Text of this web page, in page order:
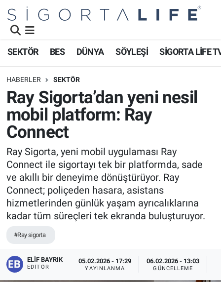
SEKTÖR BES DÜNYA SÖYLEŞİ SİGORTA LİFE
HABERLER SEKTÖR
Ray Sigorta’dan yeni nesil
mobil platform: Ray
Connect
Ray Sigorta, yeni mobil uygulaması Ray
Connect ile sigortayı tek bir platformda, sade
ve akıllı bir deneyime dönüştürüyor. Ray
Connect; poliçeden hasara, asistans
hizmetlerinden günlük yaşam ayrıcalıklarına
kadar tüm süreçleri tek ekranda buluşturuyor.
#Ray sigorta
ELIF BAYRIK
EDITÖR
05.02.2026 - 17:29
YAYINLANMA
06.02.2026 - 13:03
GÜNCELLEME
Namaz Vakitleri
Trafik Durumu
Süper Lig Puan Durumu ve Fikstür
Tüm Manşetler
Son Dakika Haberleri
Haber Arşivi